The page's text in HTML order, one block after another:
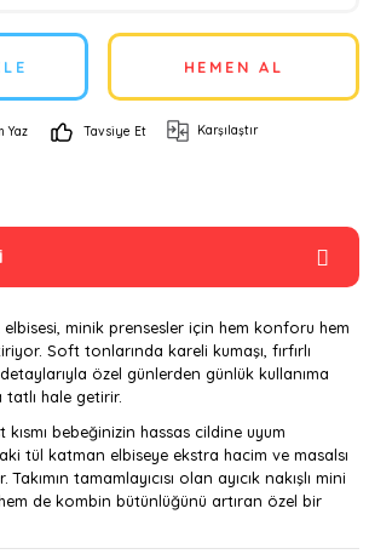
HEMEN AL
Yaz Tavsiye Et Karşılaştır
minik prensesler için hem konforu hem
Soft tonlarında kareli kumaşı, fırfırlı
özel günlerden günlük kullanıma
hale getirir.
bebeğinizin hassas cildine uyum
tül katman elbiseye ekstra hacim ve masalsı
tamamlayıcısı olan ayıcık nakışlı mini
de kombin bütünlüğünü artıran özel bir